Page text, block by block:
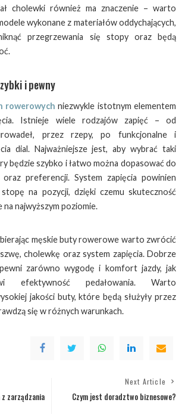
cholewki również ma znaczenie – warto
wykonane z materiałów oddychających,
przegrzewania się stopy oraz będą
i pewny
rowerowych niezwykle istotnym elementem
Istnieje wiele rodzajów zapięć – od
przez rzepy, po funkcjonalne i
dial. Najważniejsze jest, aby wybrać taki
będzie szybko i łatwo można dopasować do
preferencji. System zapięcia powinien
na pozycji, dzięki czemu skuteczność
na najwyższym poziomie.
męskie buty rowerowe warto zwrócić
cholewkę oraz system zapięcia. Dobrze
zarówno wygodę i komfort jazdy, jak
efektywność pedałowania. Warto
jakości buty, które będą służyły przez
się w różnych warunkach.
zarządzania
Next Article
Czym jest doradztwo biznesowe?